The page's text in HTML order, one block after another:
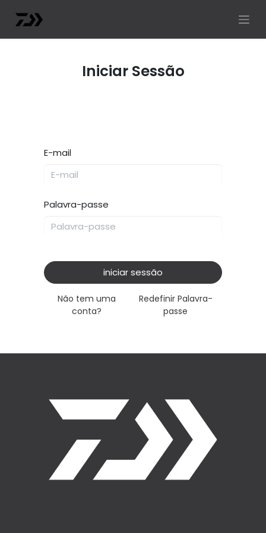
Iniciar Sessão
E-mail
Palavra-passe
iniciar sessão
Não tem uma
conta?
Redefinir Palavra-
passe